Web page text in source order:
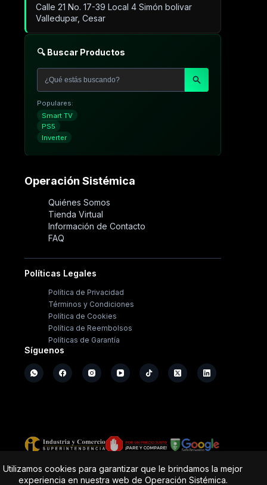
Utilizamos cookies para garantizar que le brindamos la mejor
experiencia en nuestra web de Operación Sistémica.
Calle 21 No. 17-39 Local 4 Simón bolivar
Valledupar, Cesar
🔍 Buscar Productos
Populares:
Smart TV
PS5
Inverter
Operación Sistémica
Quiénes Somos
Tienda Virtual
Información de Contacto
FAQ
Políticas Legales
Política de Privacidad
Términos y Condiciones
Política de Cookies
Política de Reembolsos
Políticas de Garantía
Síguenos
Copyright © - Operación Sistémica